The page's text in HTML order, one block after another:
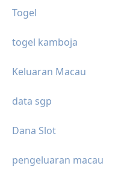
Togel
togel kamboja
Keluaran Macau
data sgp
Dana Slot
pengeluaran macau